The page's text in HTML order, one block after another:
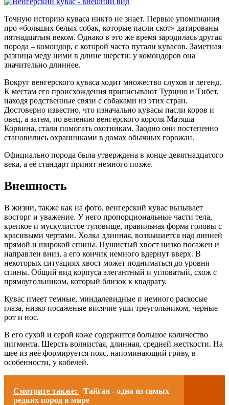
Точную историю куваса никто не знает. Первые упоминания
про «больших белых собак, которые пасли скот» датированы
пятнадцатым веком. Однако в это же время зародилась другая
порода – комондор, с которой часто путали кувасов. Заметная
разница меду ними в длине шерсти: у комондоров она
значительно длиннее.
Вокруг венгерского куваса ходит множество слухов и легенд.
К местам его происхождения приписывают Турцию и Тибет,
находя родственные связи с собаками из этих стран.
Достоверно известно, что изначально кувасы пасли коров и
овец, а затем, по велению венгерского короля Матяша
Корвина, стали помогать охотникам. Заодно они постепенно
становились охранниками в домах обычных горожан.
Официально порода была утверждена в конце девятнадцатого
века, а её стандарт принят немного позже.
Внешность
В жизни, также как на фото, венгерский кувас вызывает
восторг и уважение. У него пропорциональные части тела,
крепкое и мускулистое туловище, правильная форма головы с
красивыми чертами. Холка длинная, возвышается над линией
прямой и широкой спины. Пушистый хвост низко посажен и
направлен вниз, а его кончик немного вдернут вверх. В
некоторых ситуациях хвост может подниматься до уровня
спины. Общий вид корпуса элегантный и угловатый, схож с
прямоугольником, который близок к квадрату.
Кувас имеет темные, миндалевидные и немного раскосые
глаза, низко посаженые висячие уши треугольником, черные
рот и нос.
В его сухой и серой коже содержится большое количество
пигмента. Шерсть волнистая, длинная, средней жесткости. На
шее из неё формируется пояс, напоминающий гриву, в
особенности, у кобелей.
Смотрите также:
Тайган - одна из самых
редких пород в мире